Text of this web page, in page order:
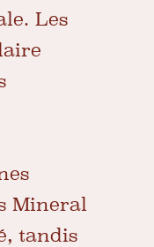
Les
Mineral
tandis